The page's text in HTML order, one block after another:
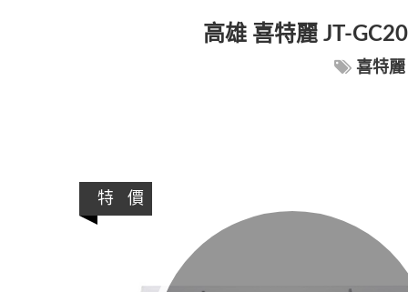
高雄 喜特麗 JT-
喜特麗
特 價